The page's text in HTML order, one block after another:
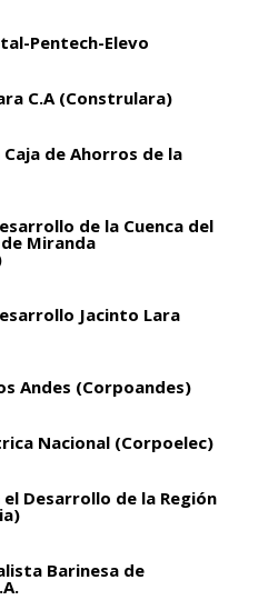
Pentech-Elevo
C.A (Construlara)
de Ahorros de la
de la Cuenca del
Miranda
Jacinto Lara
Andes (Corpoandes)
Nacional (Corpoelec)
Desarrollo de la Región
Barinesa de